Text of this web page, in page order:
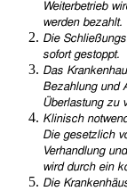
Weiterbetrieb
werden bezahlt.
Die
sofort gestoppt.
Das
Bezahlung und
Überlastung zu
Klinisch
Die gesetzlich
Verhandlung
wird durch ein
Die